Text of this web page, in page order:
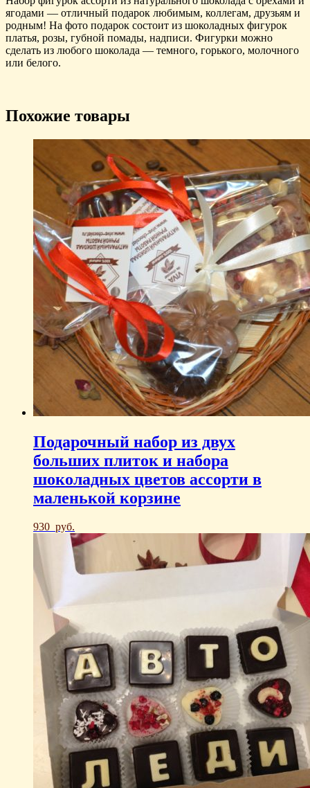
ягодами — отличный подарок любимым, коллегам, друзьям и
родным! На фото подарок состоит из шоколадных фигурок
платья, розы, губной помады, надписи. Фигурки можно
сделать из любого шоколада — темного, горького, молочного
или белого.
Похожие товары
Подарочный набор из двух
больших плиток и набора
шоколадных цветов ассорти в
маленькой корзине
930 руб.